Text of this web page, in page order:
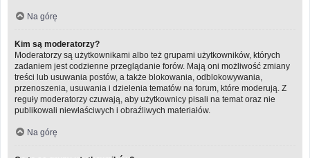
Na górę
Kim są moderatorzy?
Moderatorzy są użytkownikami albo też grupami użytkowników, których
zadaniem jest codzienne przeglądanie forów. Mają oni możliwość zmiany
treści lub usuwania postów, a także blokowania, odblokowywania,
przenoszenia, usuwania i dzielenia tematów na forum, które moderują. Z
reguły moderatorzy czuwają, aby użytkownicy pisali na temat oraz nie
publikowali niewłaściwych i obraźliwych materiałów.
Na górę